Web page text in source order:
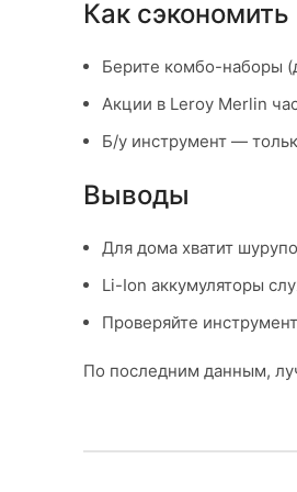
Как сэкономить
Берите комбо-наборы
Акции в Leroy Merlin
Б/у инструмент —
Выводы
Для дома хватит
Li-Ion аккумуляторы
Проверяйте
По последним данным,